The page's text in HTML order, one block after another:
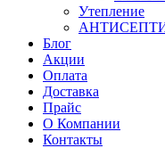
Утепление
Блог
Акции
Оплата
Доставка
Прайс
О Компании
Контакты